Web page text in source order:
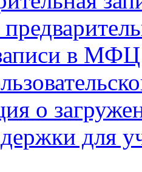
в МФЦ
о
для